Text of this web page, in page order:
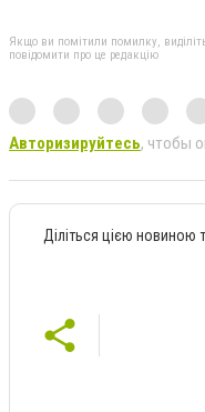
Якщо ви помітили помилку,
повідомити про це редакцію
Авторизируйтесь, чтобы
Діліться цією новиною